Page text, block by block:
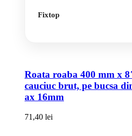
Fixtop
Roata roaba 400 mm x
cauciuc brut, pe bucsa
ax 16mm
71,40 lei